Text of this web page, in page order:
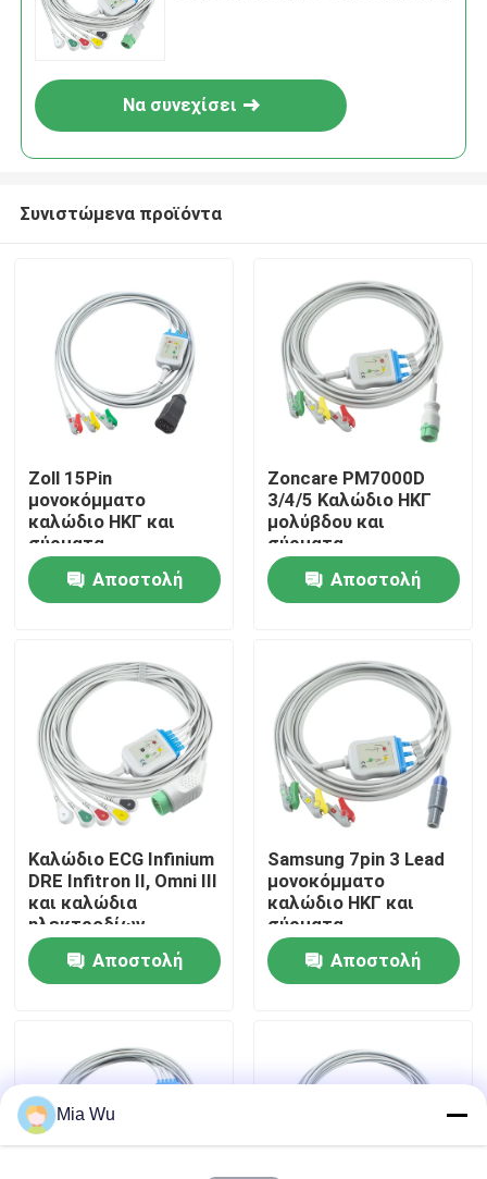
Σπίτι
Περίπου εμείς
Γύρος εργοστασίων
Ποιοτικός έλεγχος
Μας ελάτε σε επαφή με
Ειδήσεις
Ζητήστε ένα απόσπασμα
Να συνεχίσει
Συνιστώμενα προϊόντα
Zoll 15Pin
μονοκόμματο
καλώδιο ΗΚΓ και
σύρματα
ηλεκτροδίων
Αποστολή
Zoncare PM7000D
3/4/5 Καλώδιο ΗΚΓ
μολύβδου και
σύρματα
ηλεκτροδίων
Αποστολή
Καλώδιο ECG Infinium
DRE Infitron II, Omni III
και καλώδια
ηλεκτροδίων
Αποστολή
Samsung 7pin 3 Lead
μονοκόμματο
καλώδιο ΗΚΓ και
σύρματα
ηλεκτροδίων
Αποστολή
Mia Wu